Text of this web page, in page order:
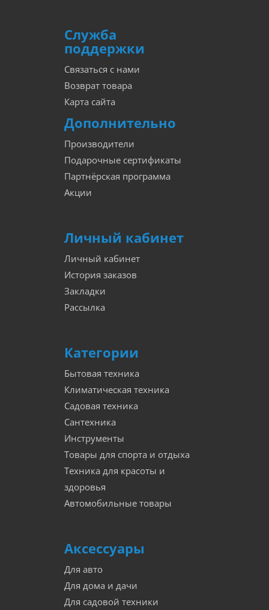
Служба
поддержки
Связаться с нами
Возврат товара
Карта сайта
Дополнительно
Производители
Подарочные сертификаты
Партнёрская программа
Акции
Личный кабинет
Личный кабинет
История заказов
Закладки
Рассылка
Категории
Бытовая техника
Климатическая техника
Садовая техника
Сантехника
Инструменты
Товары для спорта и отдыха
Техника для красоты и
здоровья
Автомобильные товары
Аксессуары
Для авто
Для дома и дачи
Для садовой техники